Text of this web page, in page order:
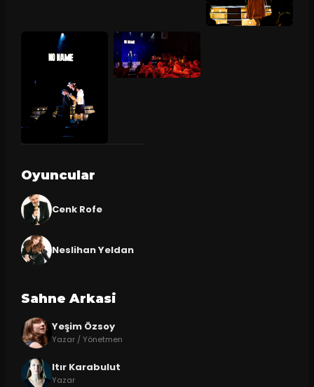
Oyuncular
Cenk Rofe
Neslihan Yeldan
Sahne Arkasi
Yeşim Özsoy
Yazar / Yönetmen
Itır Karabulut
Yazar